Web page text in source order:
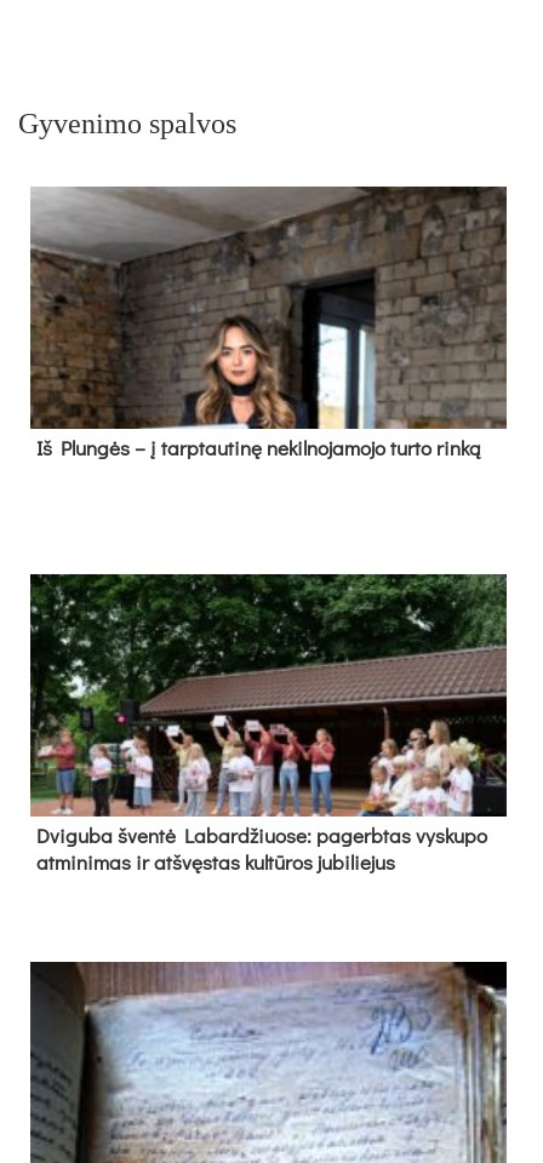
Gyvenimo spalvos
Iš Plungės – į tarptautinę nekilnojamojo turto rinką
Dvi­gu­ba šven­tė La­bar­džiuo­se: pa­gerb­tas vys­ku­po
at­mi­ni­mas ir at­švęs­tas kul­tū­ros ju­bi­lie­jus